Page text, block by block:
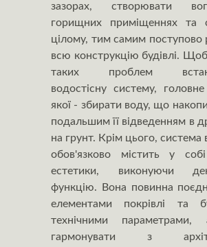
зазорах, створювати
горищних приміщеннях та
цілому, тим самим поступово
всю конструкцію будівлі.
таких проблем
водостісну систему,
якої - збирати воду, що
подальшим її відведенням в
на грунт. Крім цього, система
обов'язково містить у
естетики, виконуючи
функцію. Вона повинна
елементами покрівлі та
технічними
гармонувати з